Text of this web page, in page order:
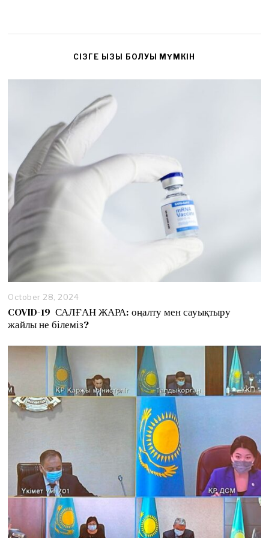
CІЗГЕ ҚЫЗЫҚ БОЛУЫ МҮМКІН
October 28, 2024
c
t
o
,
COVID-19 САЛҒАН ЖАРА: оңалту мен сауықтыру
жайлы не білеміз?